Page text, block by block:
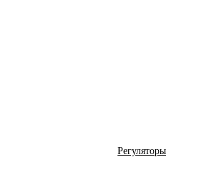
Регуляторы